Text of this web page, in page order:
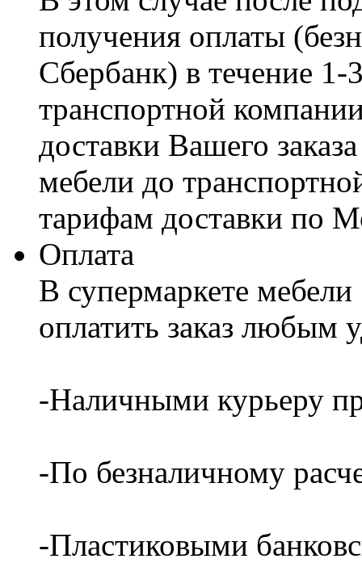
получения оплаты
Сбербанк) в течение
транспортной
доставки Вашего
мебели до
тарифам доставки по
Оплата
В супермаркете
оплатить заказ любым
-Наличными курьеру
-По безналичному
-Пластиковыми